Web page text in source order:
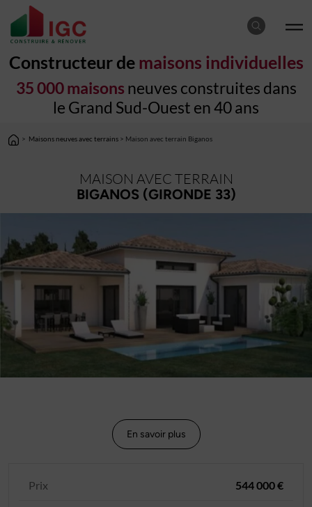
Constructeur de maisons individuelles
35 000 maisons neuves construites dans
le Grand Sud-Ouest en 40 ans
> Maisons neuves avec terrains > Maison avec terrain Biganos
MAISON AVEC TERRAIN
BIGANOS (GIRONDE 33)
En savoir plus
Prix 544 000 €